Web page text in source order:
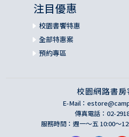
注目優惠
校園書饗特惠
全部特惠案
預約專區
校園網路書房
E-Mail：
傳真電話：02-
服務時間：週一～五 10:00～